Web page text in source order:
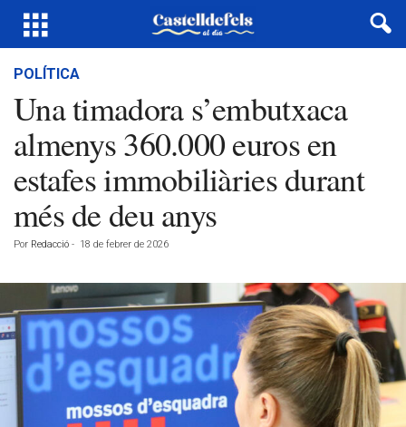
POLÍTICA
Una timadora s’embutxaca
almenys 360.000 euros en
estafes immobiliàries durant
més de deu anys
Por Redacció - 18 de febrer de 2026